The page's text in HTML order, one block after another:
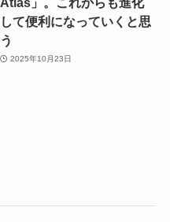
して便利になっていくと思
う
2025年10月23日